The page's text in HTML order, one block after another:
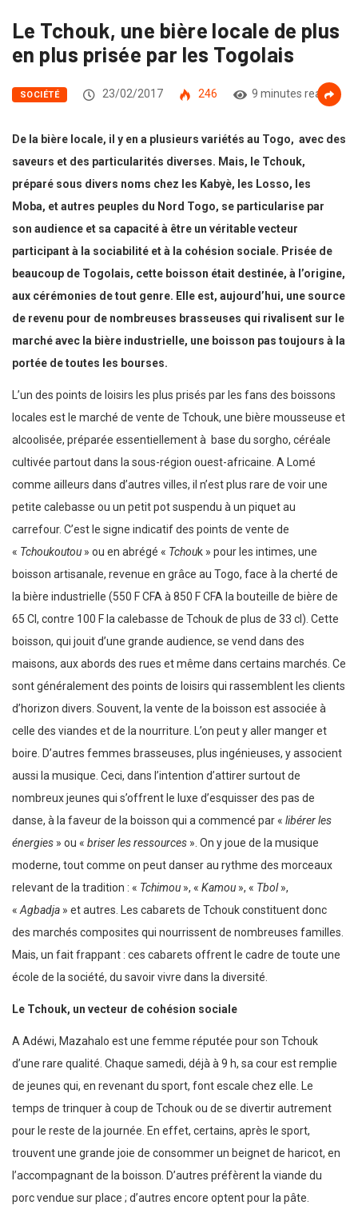
Le Tchouk, une bière locale de plus
en plus prisée par les Togolais
SOCIÉTÉ 23/02/2017 246 9 minutes read
De la bière locale, il y en a plusieurs variétés au Togo, avec des
saveurs et des particularités diverses. Mais, le Tchouk,
préparé sous divers noms chez les Kabyè, les Losso, les
Moba, et autres peuples du Nord Togo, se particularise par
son audience et sa capacité à être un véritable vecteur
participant à la sociabilité et à la cohésion sociale. Prisée de
beaucoup de Togolais, cette boisson était destinée, à l’origine,
aux cérémonies de tout genre. Elle est, aujourd’hui, une source
de revenu pour de nombreuses brasseuses qui rivalisent sur le
marché avec la bière industrielle, une boisson pas toujours à la
portée de toutes les bourses.
L’un des points de loisirs les plus prisés par les fans des boissons
locales est le marché de vente de Tchouk, une bière mousseuse et
alcoolisée, préparée essentiellement à base du sorgho, céréale
cultivée partout dans la sous-région ouest-africaine. A Lomé
comme ailleurs dans d’autres villes, il n’est plus rare de voir une
petite calebasse ou un petit pot suspendu à un piquet au
carrefour. C’est le signe indicatif des points de vente de
« Tchoukoutou » ou en abrégé « Tchouk » pour les intimes, une
boisson artisanale, revenue en grâce au Togo, face à la cherté de
la bière industrielle (550 F CFA à 850 F CFA la bouteille de bière de
65 Cl, contre 100 F la calebasse de Tchouk de plus de 33 cl). Cette
boisson, qui jouit d’une grande audience, se vend dans des
maisons, aux abords des rues et même dans certains marchés. Ce
sont généralement des points de loisirs qui rassemblent les clients
d’horizon divers. Souvent, la vente de la boisson est associée à
celle des viandes et de la nourriture. L’on peut y aller manger et
boire. D’autres femmes brasseuses, plus ingénieuses, y associent
aussi la musique. Ceci, dans l’intention d’attirer surtout de
nombreux jeunes qui s’offrent le luxe d’esquisser des pas de
danse, à la faveur de la boisson qui a commencé par « libérer les
énergies » ou « briser les ressources ». On y joue de la musique
moderne, tout comme on peut danser au rythme des morceaux
relevant de la tradition : « Tchimou », « Kamou », « Tbol»,
«Agbadja » et autres. Les cabarets de Tchouk constituent donc
des marchés composites qui nourrissent de nombreuses familles.
Mais, un fait frappant : ces cabarets offrent le cadre de toute une
école de la société, du savoir vivre dans la diversité.
Le Tchouk, un vecteur de cohésion sociale
A Adéwi, Mazahalo est une femme réputée pour son Tchouk
d’une rare qualité. Chaque samedi, déjà à 9 h, sa cour est remplie
de jeunes qui, en revenant du sport, font escale chez elle. Le
temps de trinquer à coup de Tchouk ou de se divertir autrement
pour le reste de la journée. En effet, certains, après le sport,
trouvent une grande joie de consommer un beignet de haricot, en
l’accompagnant de la boisson. D’autres préfèrent la viande du
porc vendue sur place ; d’autres encore optent pour la pâte.